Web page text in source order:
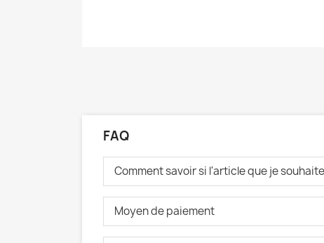
FAQ
Comment savoir si l'article que je
Moyen de paiement